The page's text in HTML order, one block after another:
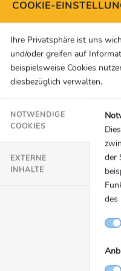
FC St. Pauli auch mit
angekommen ist und
Furore sorgen
und unsere spitze
haben und vielleicht
nerven, an den Tag
den Finger in die
Wettbewerb auch
ist für uns das
können. Wir sind
Bundesligist
… zum Kontakt zu
geschrieben und wir
böse. Wir wussten
COOKIE-
Ihre Privatsphäre ist uns
und/oder greifen auf
beispielsweise Cookies
diesbezüglich verwalten.
NOTWENDIGE
COOKIES
EXTERNE
INHALTE
der
des